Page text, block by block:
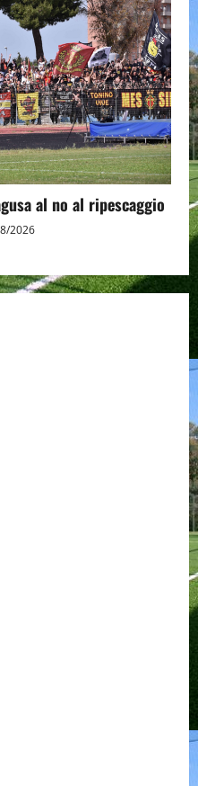
al no al ripescaggio
2026